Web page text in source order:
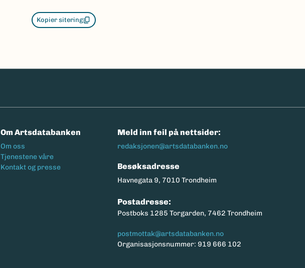
Kopier sitering
Om Artsdatabanken
Footermeny
Om oss
Tjenestene våre
Kontakt og presse
Meld inn feil på nettsider:
redaksjonen@artsdatabanken.no
Besøksadresse
Havnegata 9, 7010 Trondheim
Postadresse:
Postboks 1285 Torgarden, 7462 Trondheim
postmottak@artsdatabanken.no
Organisasjonsnummer: 919 666 102